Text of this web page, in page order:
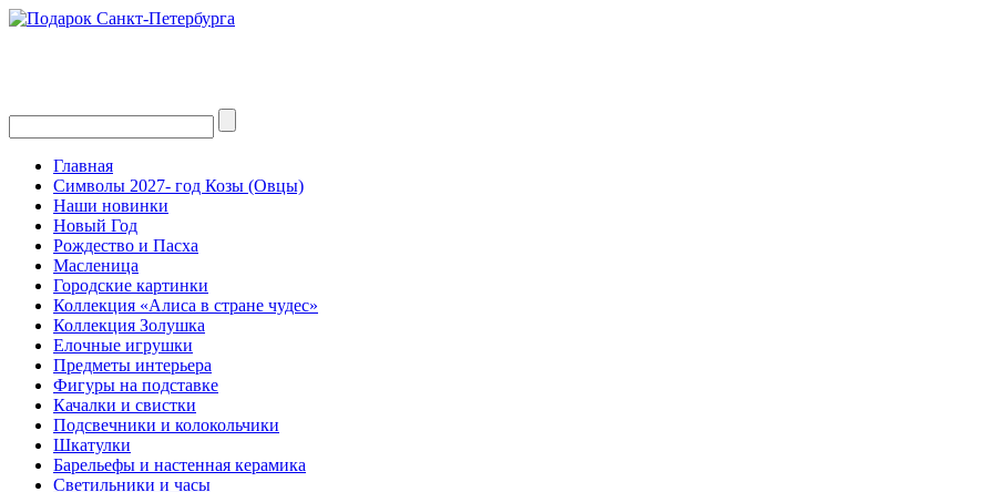
Главная
Символы 2027- год Козы (Овцы)
Наши новинки
Новый Год
Рождество и Пасха
Масленица
Городские картинки
Коллекция «Алиса в стране чудес»
Коллекция Золушка
Елочные игрушки
Предметы интерьера
Фигуры на подставке
Качалки и свистки
Подсвечники и колокольчики
Шкатулки
Барельефы и настенная керамика
Светильники и часы